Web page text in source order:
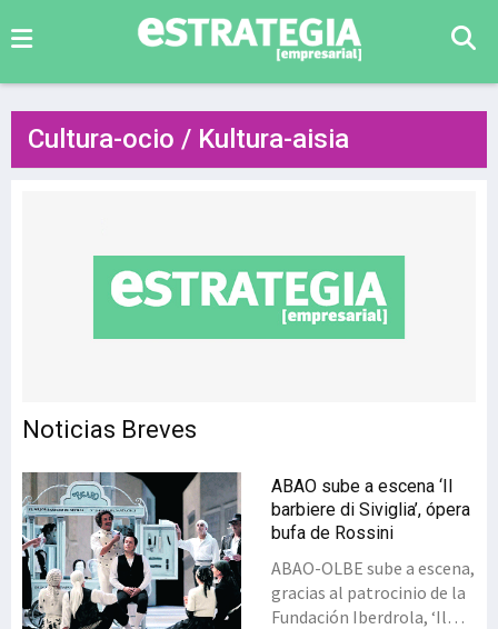
Cultura-ocio / Kultura-aisia
Noticias Breves
ABAO sube a escena ‘Il
barbiere di Siviglia’, ópera
bufa de Rossini
ABAO-OLBE sube a escena,
gracias al patrocinio de la
Fundación Iberdrola, ‘Il